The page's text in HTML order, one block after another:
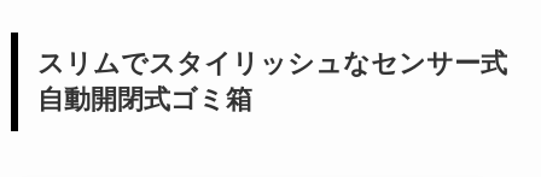
スリムでスタイリッシュなセンサー式
自動開閉式ゴミ箱